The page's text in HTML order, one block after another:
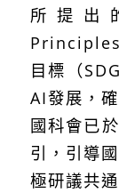
所提出
Principles
目標（
AI發展，
國科會已於
引，引導
極研議共